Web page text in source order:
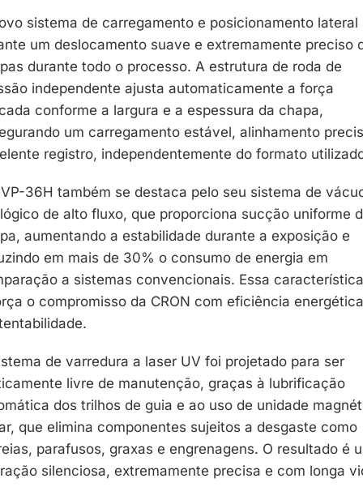
sistema de carregamento e posicionamento lateral
um deslocamento suave e extremamente preciso
durante todo o processo. A estrutura de roda de
independente ajusta automaticamente a força
conforme a largura e a espessura da chapa,
um carregamento estável, alinhamento
registro, independentemente do formato
36H também se destaca pelo seu sistema de
de alto fluxo, que proporciona sucção uniforme
aumentando a estabilidade durante a exposição e
em mais de 30% o consumo de energia em
a sistemas convencionais. Essa
o compromisso da CRON com eficiência
de varredura a laser UV foi projetado para ser
livre de manutenção, graças à lubrificação
dos trilhos de guia e ao uso de unidade
que elimina componentes sujeitos a desgaste como
parafusos, graxas e engrenagens. O resultado é
silenciosa, extremamente precisa e com longa